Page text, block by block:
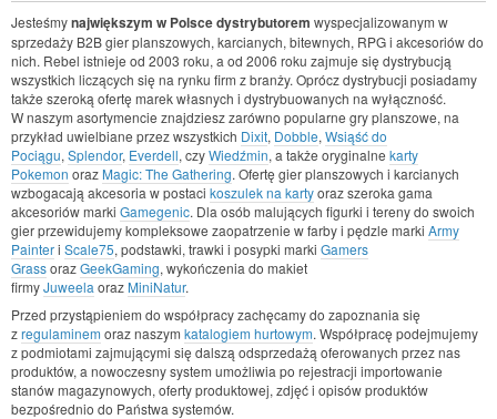
Jesteśmynajwiększym w Polsce dystrybutorem wyspecjalizowanym w
sprzedaży B2B gier planszowych, karcianych, bitewnych, RPG i akcesoriów do
nich. Rebel istnieje od 2003 roku, a od 2006 roku zajmuje się dystrybucją
wszystkich liczących się na rynku firm z branży. Oprócz dystrybucji posiadamy
także szeroką ofertę marek własnych i dystrybuowanych na wyłączność.
W naszym asortymencie znajdziesz zarówno popularne gry planszowe, na
przykład uwielbiane przez wszystkich Dixit, Dobble, Wsiąść do
Pociągu, Splendor, Everdell, czyWiedźmin, a także oryginalne karty
Pokemon oraz Magic: The Gathering. Ofertę gier planszowych i karcianych
wzbogacają akcesoria w postaci koszulek na kartyoraz szeroka gama
akcesoriów marki Gamegenic. Dla osób malujących figurki i tereny do swoich
gier przewidujemy kompleksowe zaopatrzenie w farby i pędzle marki Army
Painteri Scale75, podstawki, trawki i posypki marki Gamers
GrassorazGeekGaming, wykończenia do makiet
firmyJuweela oraz MiniNatur.
Przed przystąpieniem do współpracy zachęcamy do zapoznania się
zregulaminem oraz naszym katalogiem hurtowym. Współpracę podejmujemy
z podmiotami zajmującymi się dalszą odsprzedażą oferowanych przez nas
produktów, a nowoczesny system umożliwia po rejestracji importowanie
stanów magazynowych, oferty produktowej, zdjęć i opisów produktów
bezpośrednio do Państwa systemów.